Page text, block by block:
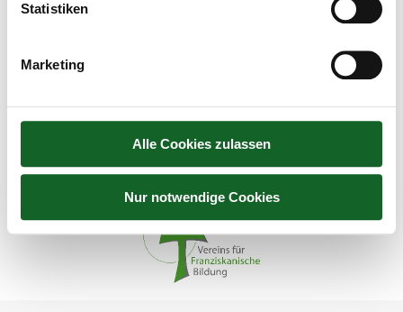
Statistiken
Marketing
Alle Cookies zulassen
Nur notwendige Cookies
Die 2d-Klasse unternahm einen Schulausflug zum Thema
“Gustav Klimt und seine Sommerfrische”.